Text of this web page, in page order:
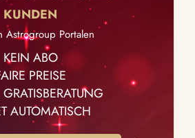
Astrogroup Portalen
KEIN ABO
PREISE
AUTOMATISCH